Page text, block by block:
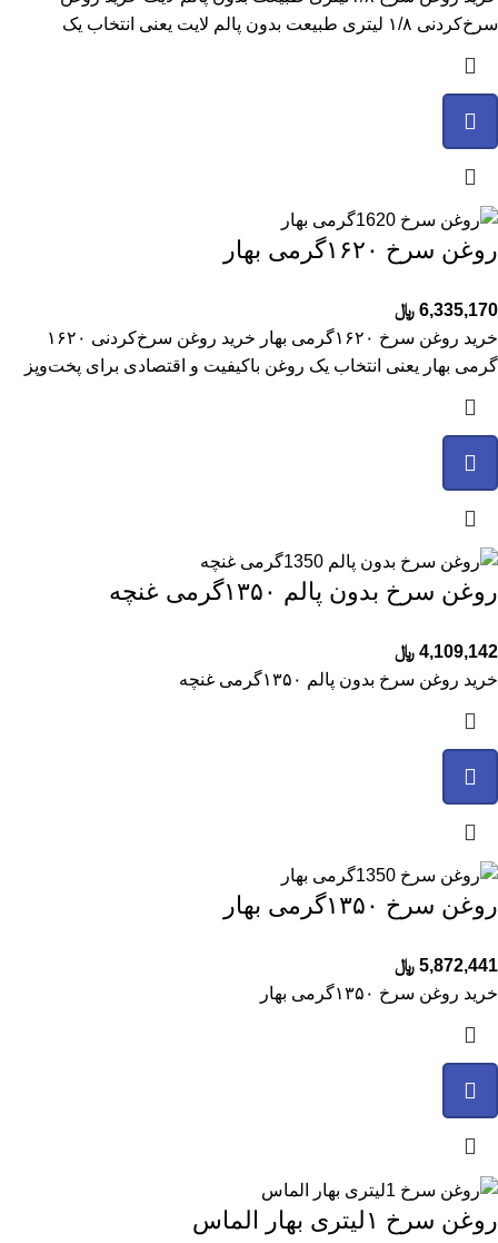
سرخ‌کردنی ۱/۸ لیتری طبیعت بدون پالم لایت یعنی انتخاب یک
روغن سرخ ۱۶۲۰گرمی بهار
6,335,170 ﷼
خرید روغن سرخ ۱۶۲۰گرمی بهار خرید روغن سرخ‌کردنی ۱۶۲۰
گرمی بهار یعنی انتخاب یک روغن باکیفیت و اقتصادی برای پخت‌وپز
روغن سرخ بدون پالم ۱۳۵۰گرمی غنچه
4,109,142 ﷼
خرید روغن سرخ بدون پالم ۱۳۵۰گرمی غنچه
روغن سرخ ۱۳۵۰گرمی بهار
5,872,441 ﷼
خرید روغن سرخ ۱۳۵۰گرمی بهار
روغن سرخ ۱لیتری بهار الماس